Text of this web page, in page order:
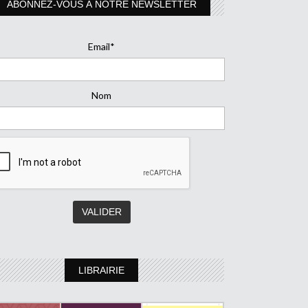
ABONNEZ-VOUS À NOTRE NEWSLETTER
Email*
Nom
LIBRAIRIE